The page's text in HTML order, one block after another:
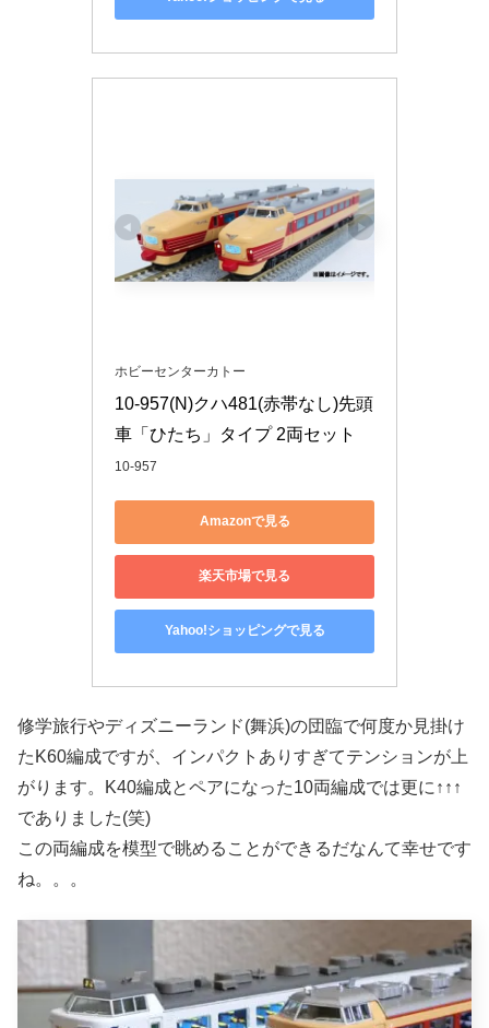
ホビーセンターカトー
10-957(N)クハ481(赤帯なし)先頭
車「ひたち」タイプ 2両セット
10-957
Amazonで見る
楽天市場で見る
Yahoo!ショッピングで見る
修学旅行やディズニーランド(舞浜)の団臨で何度か見掛け
たK60編成ですが、インパクトありすぎてテンションが上
がります。K40編成とペアになった10両編成では更に↑↑↑
でありました(笑)
この両編成を模型で眺めることができるだなんて幸せです
ね。。。